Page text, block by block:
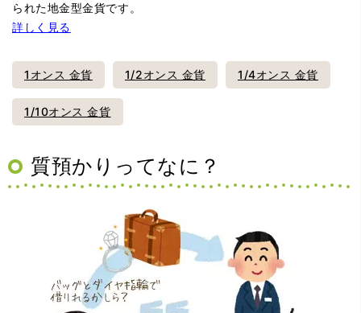
られた地金型金貨です。
詳しく見る
1オンス 金貨 1/2オンス 金貨 1/4オンス 金貨
1/10オンス 金貨
質預かりってなに？